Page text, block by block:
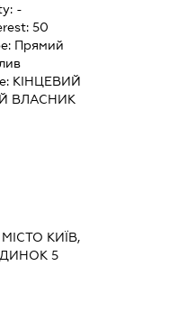
-
50
Прямий
КІНЦЕВИЙ
ВЛАСНИК
КИЇВ,
5